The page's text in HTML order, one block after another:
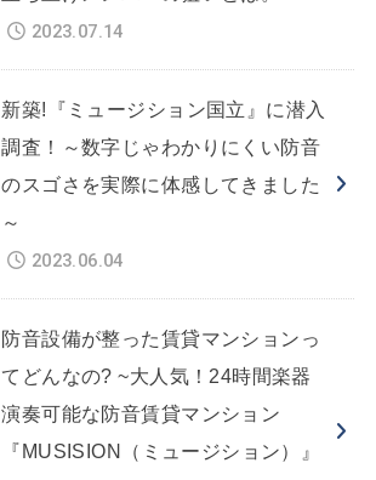
2023.07.14
新築!『ミュージション国立』に潜入
調査！～数字じゃわかりにくい防音
のスゴさを実際に体感してきました
～
2023.06.04
防音設備が整った賃貸マンションっ
てどんなの? ~大人気！24時間楽器
演奏可能な防音賃貸マンション
『MUSISION（ミュージション）』